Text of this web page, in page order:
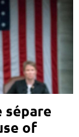
sépare
of